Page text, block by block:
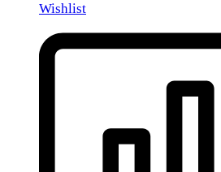
Wishlist